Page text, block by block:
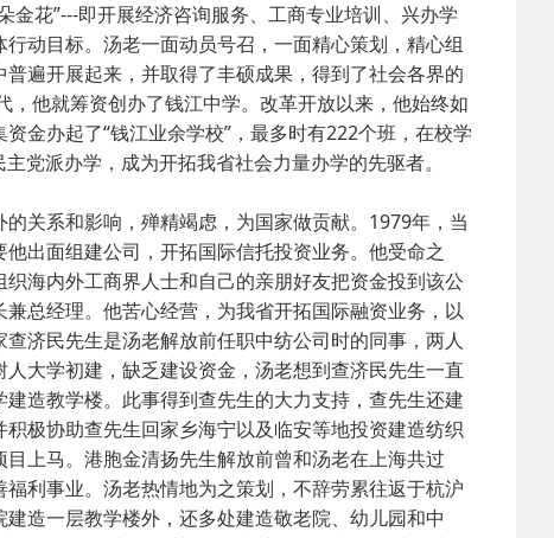
花”---即开展经济咨询服务、工商专业培训、兴办学
动目标。汤老一面动员号召，一面精心策划，精心组
遍开展起来，并取得了丰硕成果，得到了社会各界的
他就筹资创办了钱江中学。改革开放以来，他始终如
金办起了“钱江业余学校”，最多时有222个班，在校学
党派办学，成为开拓我省社会力量办学的先驱者。
关系和影响，殚精竭虑，为国家做贡献。1979年，当
出面组建公司，开拓国际信托投资业务。他受命之
海内外工商界人士和自己的亲朋好友把资金投到该公
总经理。他苦心经营，为我省开拓国际融资业务，以
济民先生是汤老解放前任职中纺公司时的同事，两人
大学初建，缺乏建设资金，汤老想到查济民先生一直
造教学楼。此事得到查先生的大力支持，查先生还建
极协助查先生回家乡海宁以及临安等地投资建造纺织
上马。港胞金清扬先生解放前曾和汤老在上海共过
利事业。汤老热情地为之策划，不辞劳累往返于杭沪
造一层教学楼外，还多处建造敬老院、幼儿园和中